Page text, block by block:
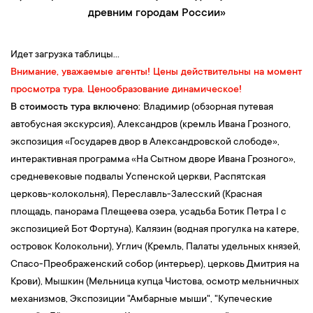
. Рассказ со смотровой площадки о
Суздале.
Экскурсия в СуздальскийКремль:многовековая история,
территория и архитектура Кремля и Рождественского собора.
Кремль был построен еще в X—XI веке, но земляные валы и
деревянные укрепления, церкви и ансамбль архиерейского
двора сохранились и по сей день.
17:30— Отправлениев Иваново.
19:00 — Размещение в гостинице"Союз" / "Турист" / "Арт Отель
3*" г. Иваново - 1 ночь.
Свободное время.
3-й день
08:00 — Завтрак в кафе гостиницы.
Отправление
в Кострому.
многочисленные военные походы. В ходе экскурсии вы
историейцарского кремля Ивана Грозного
«Государев двор в Александровской слободе»,интерактивной
программой «На Сытном дворе Ивана Грозного». Вас удивят
средневековыеподвалы Успенской церкви. Также вы посетите
Распятскую церковь колокольню (экспозиции:
«Александровская слобода XVI в. Легенды и были»,
«Александровская слобода XVII-XVIII вв. Успенская обитель»)
— это православная церковь, совмещённая с колокольней, в
Александрове на территории Успенского монастыря
(Александровской слободы).
13:00 -Обед.
14:00 - Отправление в Переславль-Залесский.
15:00 - Обзорная экскурсия по Переславлю.Город был
основан в 1152 году великим киевским князем, основателем
Москвы Юрием Долгоруким. Это небольшой город с богатой
древним городам России»
Идет загрузка таблицы...
Внимание, уважаемые агенты! Цены действительны на момент
просмотра тура. Ценообразование динамическое!
В стоимость тура включено: Владимир (обзорная путевая
автобусная экскурсия), Александров (кремль Ивана Грозного,
экспозиция «Государев двор в Александровской слободе»,
интерактивная программа «На Сытном дворе Ивана Грозного»,
средневековые подвалы Успенской церкви, Распятская
церковь-колокольня), Переславль-Залесский (Красная
площадь, панорама Плещеева озера, усадьба Ботик Петра I c
экспозицией Бот Фортуна), Калязин(водная прогулка на катере,
островок Колокольни), Углич (Кремль, Палаты удельных князей,
Спасо-Преображенский собор (интерьер), церковь Дмитрия на
Крови), Мышкин (Мельница купца Чистова, осмотр мельничных
механизмов, Экспозиции "Амбарные мыши", "Купеческие